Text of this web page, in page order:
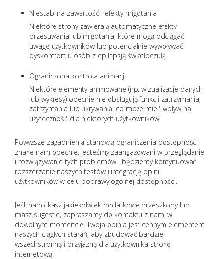
Niestabilna zawartość i efekty migotania
Niektóre strony zawierają automatyczne efekty
przesuwania lub migotania, które mogą odciągać
uwagę użytkowników lub potencjalnie wywoływać
dyskomfort u osób z epilepsją światłoczułą.
Ograniczona kontrola animacji
Niektóre elementy animowane (np. wizualizacje danych
lub wykresy) obecnie nie obsługują funkcji zatrzymania,
zatrzymania lub ukrywania, co może mieć wpływ na
użyteczność dla niektórych użytkowników.
Powyższe zagadnienia stanowią ograniczenia dostępności
znane nam obecnie. Jesteśmy zaangażowani w przeglądanie
i rozwiązywanie tych problemów i będziemy kontynuować
rozszerzanie naszych testów i integrację opinii
użytkowników w celu poprawy ogólnej dostępności.
Jeśli napotkasz jakiekolwiek dodatkowe przeszkody lub
masz sugestie, zapraszamy do kontaktu z nami w
dowolnym momencie. Twoja opinia jest cennym elementem
naszych ciągłych starań, aby zbudować bardziej
wszechstronną i przyjazną dla użytkownika stronę
internetową.